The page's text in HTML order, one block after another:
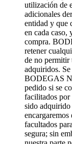
utilización de
adicionales
entidad y que
en cada caso,
compra.
retener
de no permitir
adquiridos.
BODEGAS
pedido si se
facilitados por
sido adquirido
encargaremos
facultados
segura; sin